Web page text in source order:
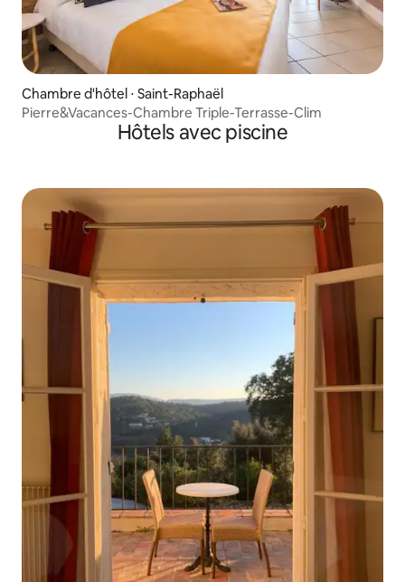
Chambre d'hôtel ⋅ Saint-Raphaël
Pierre&Vacances-Chambre Triple-Terrasse-Clim
Hôtels avec piscine